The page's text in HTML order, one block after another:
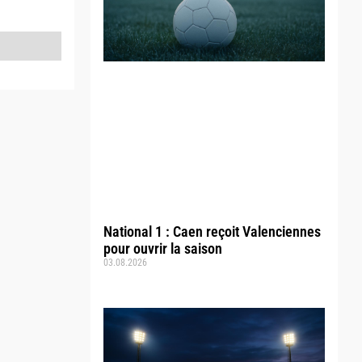
National 1 : Caen reçoit Valenciennes
pour ouvrir la saison
03.08.2026